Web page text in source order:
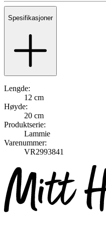
Spesifikasjoner
Lengde:
12 cm
Høyde:
20 cm
Produktserie:
Lammie
Varenummer:
VR2993841